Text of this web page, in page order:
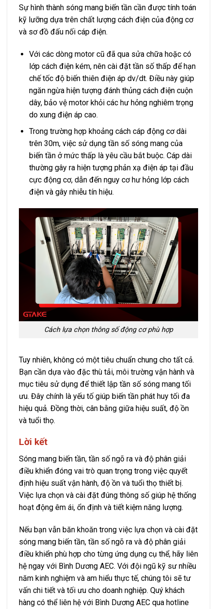
Sự hình thành sóng mang biến tần cần được tính toán
kỹ lưỡng dựa trên chất lượng cách điện của động cơ
và sơ đồ đấu nối cáp điện.
Với các dòng motor cũ đã qua sửa chữa hoặc có
lớp cách điện kém, nên cài đặt tần số thấp để hạn
chế tốc độ biến thiên điện áp dv/dt. Điều này giúp
ngăn ngừa hiện tượng đánh thủng cách điện cuộn
dây, bảo vệ motor khỏi các hư hỏng nghiêm trọng
do xung điện áp cao.
Trong trường hợp khoảng cách cáp động cơ dài
trên 30m, việc sử dụng tần số sóng mang của
biến tần ở mức thấp là yêu cầu bắt buộc. Cáp dài
thường gây ra hiện tượng phản xạ điện áp tại đầu
cực động cơ, dẫn đến nguy cơ hư hỏng lớp cách
điện và gây nhiễu tín hiệu.
Cách lựa chọn thông số động cơ phù hợp
Tuy nhiên, không có một tiêu chuẩn chung cho tất cả.
Bạn cần dựa vào đặc thù tải, môi trường vận hành và
mục tiêu sử dụng để thiết lập tần số sóng mang tối
ưu. Đây chính là yếu tố giúp biến tần phát huy tối đa
hiệu quả. Đồng thời, cân bằng giữa hiệu suất, độ ồn
và tuổi thọ.
Lời kết
Sóng mang biến tần, tần số ngõ ra và độ phân giải
điều khiển đóng vai trò quan trọng trong việc quyết
định hiệu suất vận hành, độ ồn và tuổi thọ thiết bị.
Việc lựa chọn và cài đặt đúng thông số giúp hệ thống
hoạt động êm ái, ổn định và tiết kiệm năng lượng.
Nếu bạn vẫn băn khoăn trong việc lựa chọn và cài đặt
sóng mang biến tần, tần số ngõ ra và độ phân giải
điều khiển phù hợp cho từng ứng dụng cụ thể, hãy liên
hệ ngay với Bình Dương AEC. Với đội ngũ kỹ sư nhiều
năm kinh nghiệm và am hiểu thực tế, chúng tôi sẽ tư
vấn chi tiết và tối ưu cho doanh nghiệp. Quý khách
hàng có thể liên hệ với Bình Dương AEC qua hotline